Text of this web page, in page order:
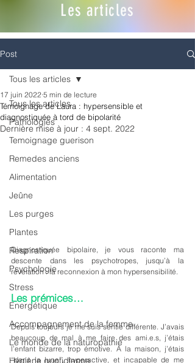
Les articles
Post
Tous les articles
Pathologies
Temoignage guerison
Remedes anciens
Alimentation
Jeûne
Les purges
Plantes
Respiration
Psychologie
Stress
Energétique
Accompagnement de la femme
Le monde de la naturopathie
Hygiène quotidienne
Tous les articles
Témoignage de Laura : hypersensible et
diagnostiquée à tord de bipolarité
17 juin 2022 5 min de lecture
Dernière mise à jour : 4 sept. 2022
Diagnostiquée bipolaire, je vous raconte ma
descente dans les psychotropes, jusqu’à la
révélation : la reconnexion à mon hypersensibilité.
Les prémices…
Depuis toujours je me suis sentie différente. J’avais
beaucoup de mal à me faire des ami.e.s, j’étais
l’enfant bizarre, trop émotive. À la maison, j’étais
“dans la lune”, hyperactive, et incapable de me